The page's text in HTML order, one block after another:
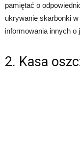
pamiętać o
ukrywanie skarbonki
informowania innych o
2. Kasa